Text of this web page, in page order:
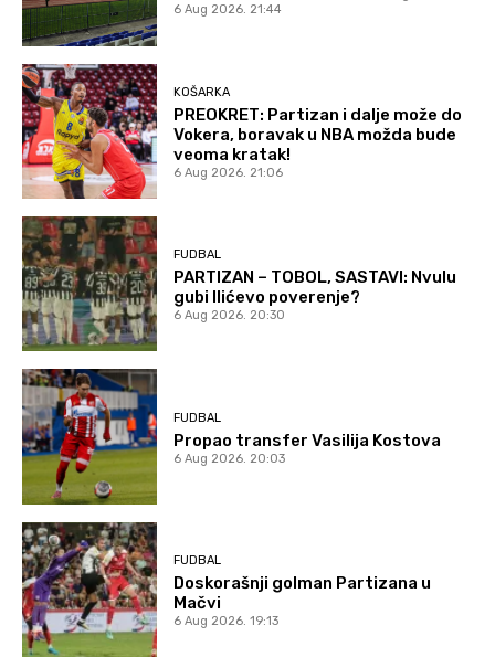
6 Aug 2026. 21:44
KOŠARKA
PREOKRET: Partizan i dalje može do
Vokera, boravak u NBA možda bude
veoma kratak!
6 Aug 2026. 21:06
FUDBAL
PARTIZAN – TOBOL, SASTAVI: Nvulu
gubi Ilićevo poverenje?
6 Aug 2026. 20:30
FUDBAL
Propao transfer Vasilija Kostova
6 Aug 2026. 20:03
FUDBAL
Doskorašnji golman Partizana u
Mačvi
6 Aug 2026. 19:13